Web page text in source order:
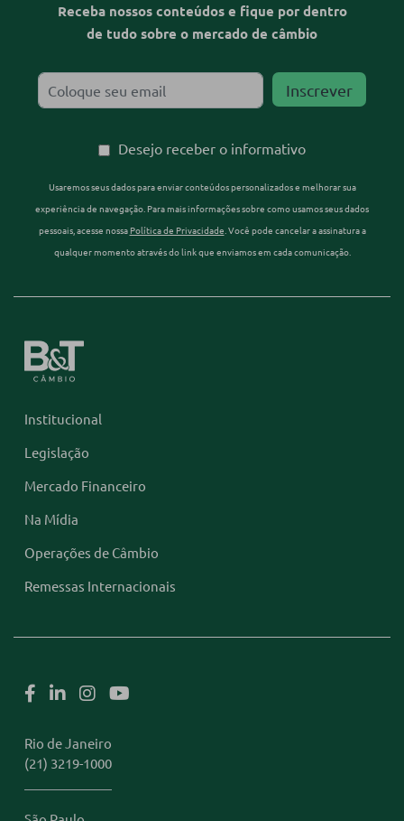
Institucional
Legislação
Mercado Financeiro
Na Mídia
Operações de Câmbio
Remessas Internacionais
Receba nossos conteúdos e fique por dentro
de tudo sobre o mercado de câmbio
Desejo receber o informativo
Usaremos seus dados para enviar conteúdos personalizados e melhorar sua
experiência de navegação. Para mais informações sobre como usamos seus dados
pessoais, acesse nossa Política de Privacidade. Você pode cancelar a assinatura a
qualquer momento através do link que enviamos em cada comunicação.
Rio de Janeiro
(21) 3219-1000